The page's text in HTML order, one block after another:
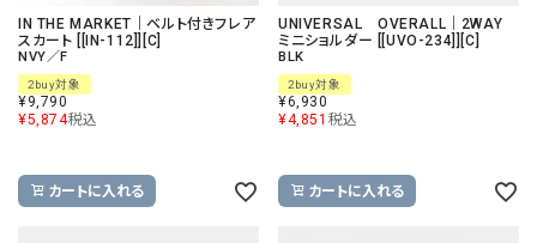
IN THE MARKET｜ベルト付きフレア
スカート [[IN-112]][C]
NVY／F
2buy対象
¥9,790
¥5,874税込
カートに入れる
UNIVERSAL OVERALL｜2WAY
ミニショルダー [[UVO-234]][C]
BLK
2buy対象
¥6,930
¥4,851 税込
カートに入れる